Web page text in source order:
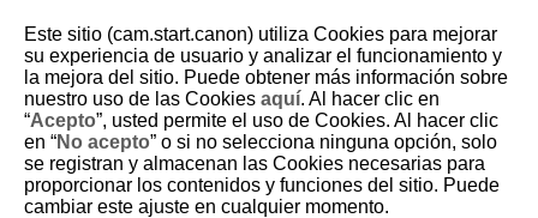
D180-086
Modo de obturador
Puede elegir el método de disparo del obturador.
Este sitio (cam.start.canon) utiliza Cookies para mejorar
su experiencia de usuario y analizar el funcionamiento y
la mejora del sitio. Puede obtener más información sobre
nuestro uso de las Cookies aquí. Al hacer clic en
“Acepto”, usted permite el uso de Cookies. Al hacer clic
en “No acepto” o si no selecciona ninguna opción, solo
se registran y almacenan las Cookies necesarias para
proporcionar los contenidos y funciones del sitio. Puede
cambiar este ajuste en cualquier momento.